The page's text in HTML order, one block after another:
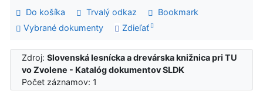
Do košíka Trvalý odkaz
Bookmark
Vybrané dokumenty
Zdieľať
Zdroj:Slovenská lesnícka a drevárska knižnica pri TU
vo Zvolene - Katalóg dokumentov SLDK
Počet záznamov: 1